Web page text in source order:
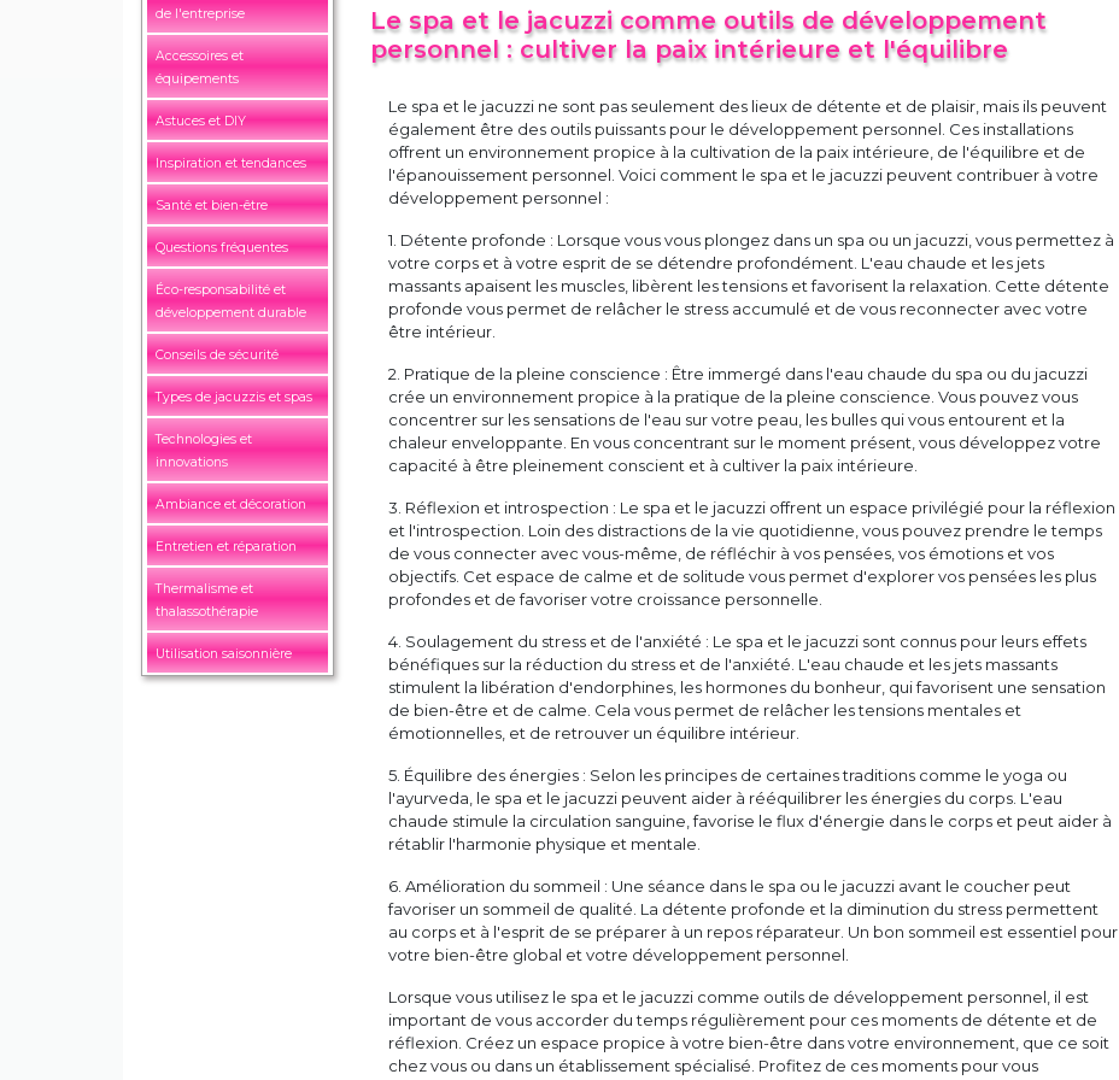
de l'entreprise
Accessoires et
équipements
Astuces et DIY
Inspiration et tendances
Santé et bien-être
Questions fréquentes
Éco-responsabilité et
développement durable
Conseils de sécurité
Types de jacuzzis et spas
Technologies et
innovations
Ambiance et décoration
Entretien et réparation
Thermalisme et
thalassothérapie
Utilisation saisonnière
Le spa et le jacuzzi comme outils de développement
personnel : cultiver la paix intérieure et l'équilibre
Le spa et le jacuzzi ne sont pas seulement des lieux de détente et de plaisir, mais ils peuvent
également être des outils puissants pour le développement personnel. Ces installations
offrent un environnement propice à la cultivation de la paix intérieure, de l'équilibre et de
l'épanouissement personnel. Voici comment le spa et le jacuzzi peuvent contribuer à votre
développement personnel :
1. Détente profonde : Lorsque vous vous plongez dans un spa ou un jacuzzi, vous permettez à
votre corps et à votre esprit de se détendre profondément. L'eau chaude et les jets
massants apaisent les muscles, libèrent les tensions et favorisent la relaxation. Cette détente
profonde vous permet de relâcher le stress accumulé et de vous reconnecter avec votre
être intérieur.
2. Pratique de la pleine conscience : Être immergé dans l'eau chaude du spa ou du jacuzzi
crée un environnement propice à la pratique de la pleine conscience. Vous pouvez vous
concentrer sur les sensations de l'eau sur votre peau, les bulles qui vous entourent et la
chaleur enveloppante. En vous concentrant sur le moment présent, vous développez votre
capacité à être pleinement conscient et à cultiver la paix intérieure.
3. Réflexion et introspection : Le spa et le jacuzzi offrent un espace privilégié pour la réflexion
et l'introspection. Loin des distractions de la vie quotidienne, vous pouvez prendre le temps
de vous connecter avec vous-même, de réfléchir à vos pensées, vos émotions et vos
objectifs. Cet espace de calme et de solitude vous permet d'explorer vos pensées les plus
profondes et de favoriser votre croissance personnelle.
4. Soulagement du stress et de l'anxiété : Le spa et le jacuzzi sont connus pour leurs effets
bénéfiques sur la réduction du stress et de l'anxiété. L'eau chaude et les jets massants
stimulent la libération d'endorphines, les hormones du bonheur, qui favorisent une sensation
de bien-être et de calme. Cela vous permet de relâcher les tensions mentales et
émotionnelles, et de retrouver un équilibre intérieur.
5. Équilibre des énergies : Selon les principes de certaines traditions comme le yoga ou
l'ayurveda, le spa et le jacuzzi peuvent aider à rééquilibrer les énergies du corps. L'eau
chaude stimule la circulation sanguine, favorise le flux d'énergie dans le corps et peut aider à
rétablir l'harmonie physique et mentale.
6. Amélioration du sommeil : Une séance dans le spa ou le jacuzzi avant le coucher peut
favoriser un sommeil de qualité. La détente profonde et la diminution du stress permettent
au corps et à l'esprit de se préparer à un repos réparateur. Un bon sommeil est essentiel pour
votre bien-être global et votre développement personnel.
Lorsque vous utilisez le spa et le jacuzzi comme outils de développement personnel, il est
important de vous accorder du temps régulièrement pour ces moments de détente et de
réflexion. Créez un espace propice à votre bien-être dans votre environnement, que ce soit
chez vous ou dans un établissement spécialisé. Profitez de ces moments pour vous